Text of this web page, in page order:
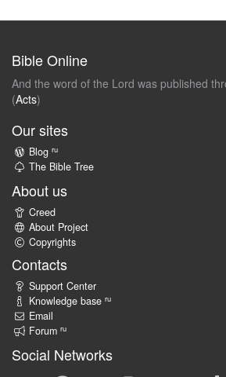
Bible Online
And the word of the Lord was published
(Acts)
Our sites
Blog ru
The Bible Tree
About us
Creed
About Project
Copyrights
Contacts
Support Center
Knowledge base ru
Email
Forum ru
Social Networks